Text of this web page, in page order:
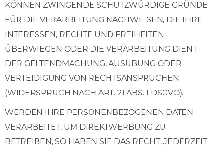
KÖNNEN ZWINGENDE SCHUTZWÜRDIGE GRÜNDE
FÜR DIE VERARBEITUNG NACHWEISEN, DIE IHRE
INTERESSEN, RECHTE UND FREIHEITEN
ÜBERWIEGEN ODER DIE VERARBEITUNG DIENT
DER GELTENDMACHUNG, AUSÜBUNG ODER
VERTEIDIGUNG VON RECHTSANSPRÜCHEN
(WIDERSPRUCH NACH ART. 21 ABS. 1 DSGVO).
WERDEN IHRE PERSONENBEZOGENEN DATEN
VERARBEITET, UM DIREKTWERBUNG ZU
BETREIBEN, SO HABEN SIE DAS RECHT, JEDERZEIT